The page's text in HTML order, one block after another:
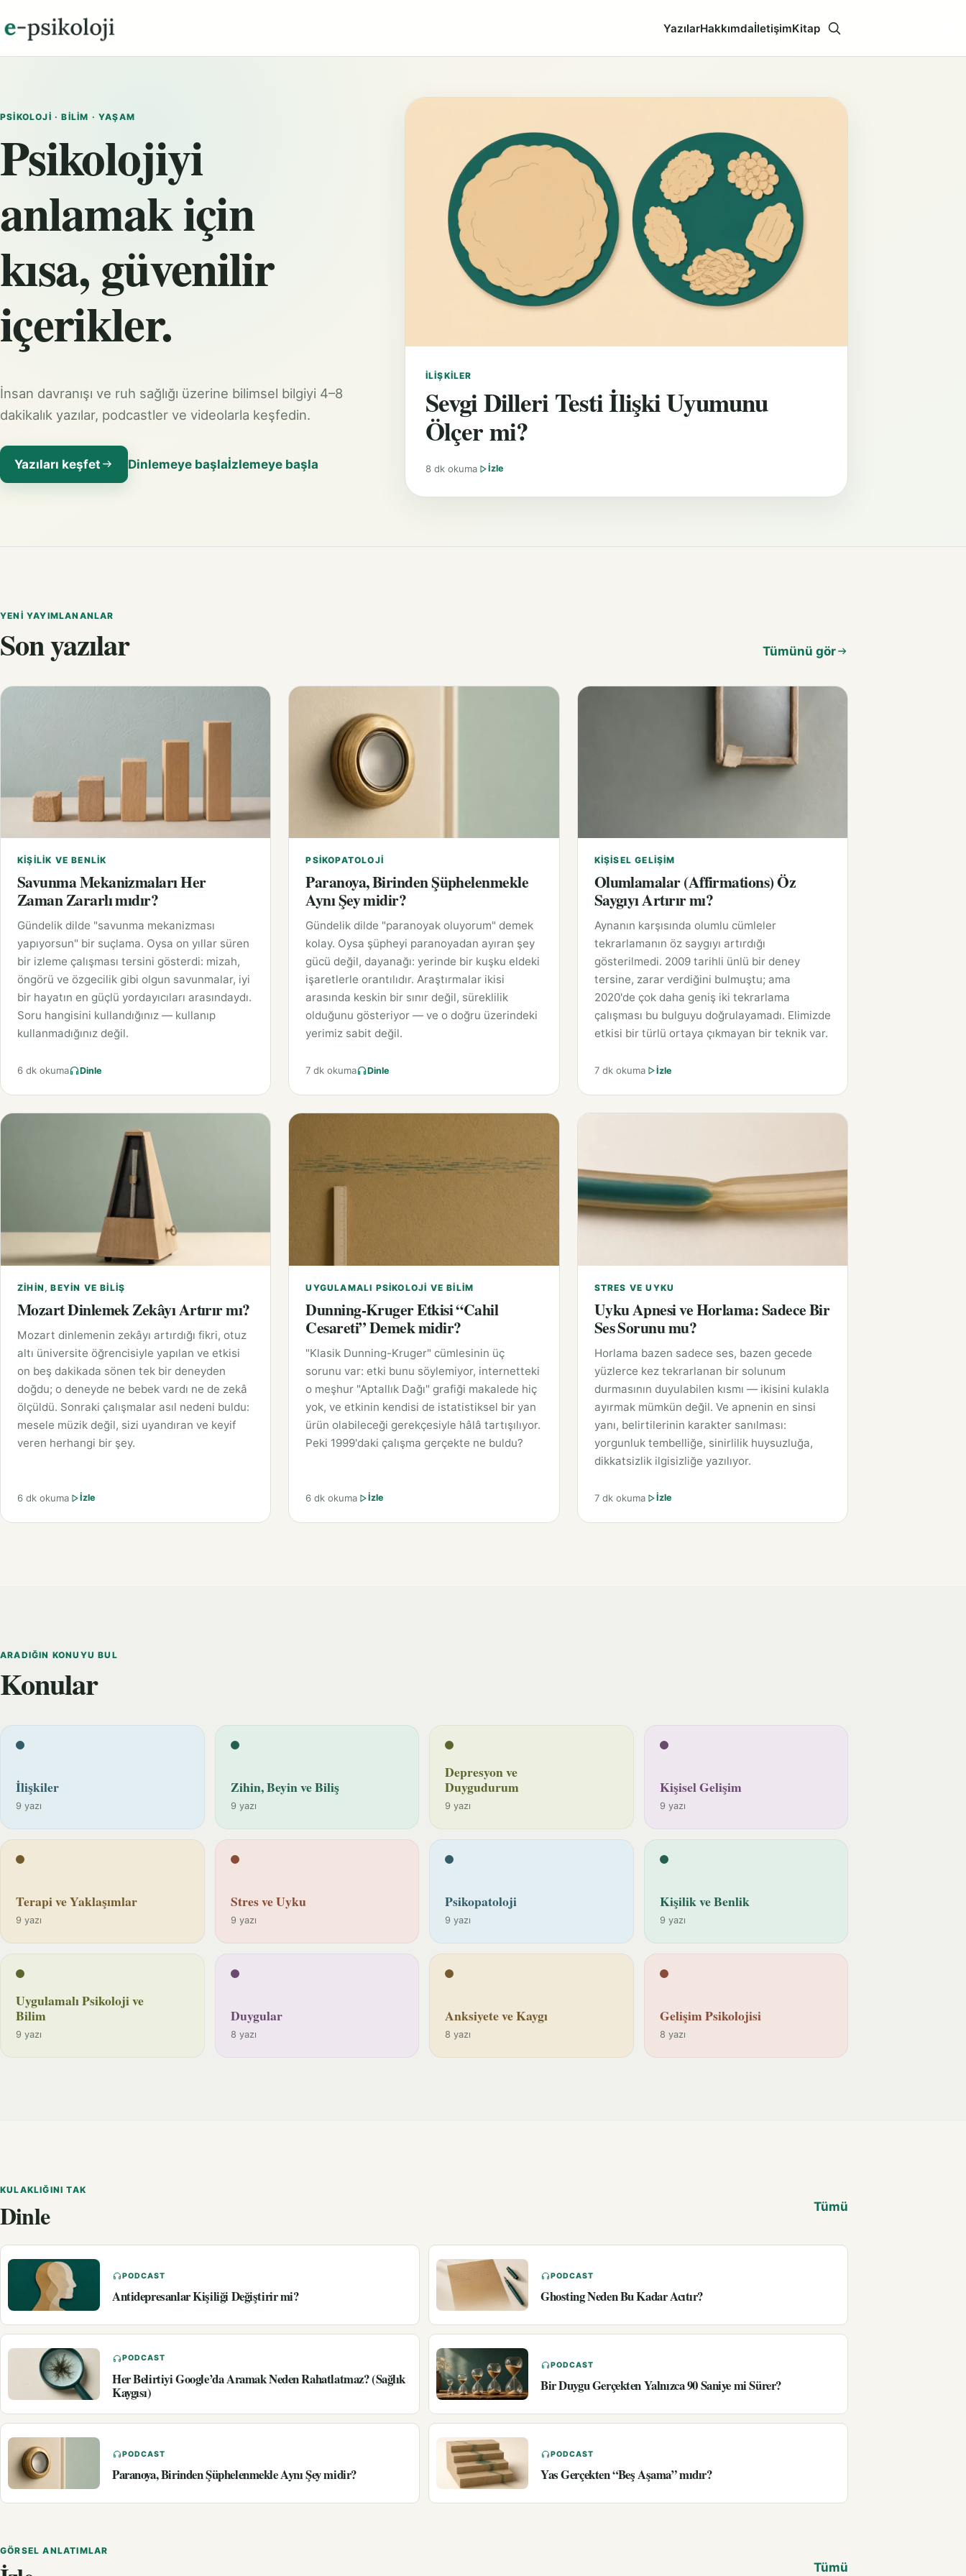
YazılarHakkımdaİletişimKitap Aramayı aç
PSIKOLOJI · BILIM · YAŞAM
Psikolojiyi
anlamak için
kısa, güvenilir
içerikler.
İnsan davranışı ve ruh sağlığı üzerine bilimsel bilgiyi 4–8
dakikalık yazılar, podcastler ve videolarla keşfedin.
Yazıları keşfet Dinlemeye başlaİzlemeye başla
İLIŞKILER
Sevgi Dilleri Testi İlişki Uyumunu
Ölçer mi?
8 dk okuma İzle
YENI YAYIMLANANLAR
Son yazılar Tümünü gör
KIŞILIK VE BENLIK
Savunma Mekanizmaları Her
Zaman Zararlı mıdır?
Gündelik dilde "savunma mekanizması
yapıyorsun" bir suçlama. Oysa on yıllar süren
bir izleme çalışması tersini gösterdi: mizah,
öngörü ve özgecilik gibi olgun savunmalar, iyi
bir hayatın en güçlü yordayıcıları arasındaydı.
Soru hangisini kullandığınız — kullanıp
kullanmadığınız değil.
6 dk okuma Dinle
PSIKOPATOLOJI
Paranoya, Birinden Şüphelenmekle
Aynı Şey midir?
Gündelik dilde "paranoyak oluyorum" demek
kolay. Oysa şüpheyi paranoyadan ayıran şey
gücü değil, dayanağı: yerinde bir kuşku eldeki
işaretlerle orantılıdır. Araştırmalar ikisi
arasında keskin bir sınır değil, süreklilik
olduğunu gösteriyor — ve o doğru üzerindeki
yerimiz sabit değil.
7 dk okuma Dinle
KIŞISEL GELIŞIM
Olumlamalar (Affirmations) Öz
Saygıyı Artırır mı?
Aynanın karşısında olumlu cümleler
tekrarlamanın öz saygıyı artırdığı
gösterilmedi. 2009 tarihli ünlü bir deney
tersine, zarar verdiğini bulmuştu; ama
2020'de çok daha geniş iki tekrarlama
çalışması bu bulguyu doğrulayamadı. Elimizde
etkisi bir türlü ortaya çıkmayan bir teknik var.
7 dk okuma İzle
ZIHIN, BEYIN VE BILIŞ
Mozart Dinlemek Zekâyı Artırır mı?
Mozart dinlemenin zekâyı artırdığı fikri, otuz
altı üniversite öğrencisiyle yapılan ve etkisi
on beş dakikada sönen tek bir deneyden
doğdu; o deneyde ne bebek vardı ne de zekâ
ölçüldü. Sonraki çalışmalar asıl nedeni buldu:
mesele müzik değil, sizi uyandıran ve keyif
veren herhangi bir şey.
6 dk okuma İzle
UYGULAMALI PSIKOLOJI VE BILIM
Dunning-Kruger Etkisi “Cahil
Cesareti” Demek midir?
"Klasik Dunning-Kruger" cümlesinin üç
sorunu var: etki bunu söylemiyor, internetteki
o meşhur "Aptallık Dağı" grafiği makalede hiç
yok, ve etkinin kendisi de istatistiksel bir yan
ürün olabileceği gerekçesiyle hâlâ tartışılıyor.
Peki 1999'daki çalışma gerçekte ne buldu?
6 dk okuma İzle
STRES VE UYKU
Uyku Apnesi ve Horlama: Sadece Bir
Ses Sorunu mu?
Horlama bazen sadece ses, bazen gecede
yüzlerce kez tekrarlanan bir solunum
durmasının duyulabilen kısmı — ikisini kulakla
ayırmak mümkün değil. Ve apnenin en sinsi
yanı, belirtilerinin karakter sanılması:
yorgunluk tembelliğe, sinirlilik huysuzluğa,
dikkatsizlik ilgisizliğe yazılıyor.
7 dk okuma İzle
ARADIĞIN KONUYU BUL
Konular
İlişkiler
9 yazı
Zihin, Beyin ve Biliş
9 yazı
Depresyon ve
Duygudurum
9 yazı
Kişisel Gelişim
9 yazı
Terapi ve Yaklaşımlar
9 yazı
Stres ve Uyku
9 yazı
Psikopatoloji
9 yazı
Kişilik ve Benlik
9 yazı
Uygulamalı Psikoloji ve
Bilim
9 yazı
Duygular
8 yazı
Anksiyete ve Kaygı
8 yazı
Gelişim Psikolojisi
8 yazı
KULAKLIĞINI TAK
Dinle Tümü
PODCAST
Antidepresanlar Kişiliği Değiştirir mi?
PODCAST
Ghosting Neden Bu Kadar Acıtır?
PODCAST
Her Belirtiyi Google’da Aramak Neden Rahatlatmaz? (Sağlık
Kaygısı)
PODCAST
Bir Duygu Gerçekten Yalnızca 90 Saniye mi Sürer?
PODCAST
Paranoya, Birinden Şüphelenmekle Aynı Şey midir?
PODCAST
Yas Gerçekten “Beş Aşama” mıdır?
GÖRSEL ANLATIMLAR
Tümü